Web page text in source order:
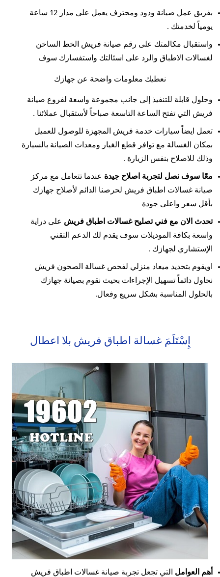
بفريق عمل صيانة ودود ومحترف يعمل على مدار 12 ساعة
يومياً لخدمتك .
واستقبال مكالمتك على رقم صيانة فريش الخط الساخن
لغسالات الاطباق والرد على اسئالتك واستفسارك سوف
نعطيك معلومات واضحة عن جهازك
وحلول قابلة للتنفيذ إلى جانب مجموعة واسعة لفروع صيانة
فريش التي تفتح الساعة التاسعة صباحاً لأستقبال عملائنا .
تعمل ايضاً سيارات خدمة فريش المجهزة للوصول للعميل
بمكان الغسالة مع توافر قطع الغيار ومعدات الصيانة بالسيارة
وذلك للاصلاح بنفس الزيارة .
معًا سوف نصل لتجربة اصلاح جيدة عندما تتعامل مع مركز
صيانة غسالات اطباق فريش لحرصنا الدائم لأصلاح جهازك
بأقل سعر واعلى جودة
تحدث الان مع فني تصليح غسالات اطباق فريش على دراية
واسعة بكافة الموديلات سوف يقدم لك الدعم التقني
الإستشاري لجهازك .
اويقوم بتحديد ميعاد منزلي لفحص غسالة الصحون فريش
نحاول دائماً تسهيل الإجراءات بحيث نقوم بصيانة جهازك
بالحلول المناسبة بشكل سريع وفعال.
إِسْتَلَمَ غسالة اطباق فريش بلا اعطال
أهم العوامل التي تجعل تجربة صيانة غسالات اطباق فريش